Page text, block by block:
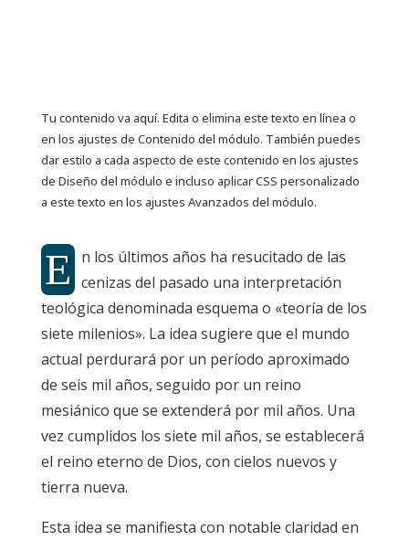
Tu contenido va aquí. Edita o elimina este texto en línea o
en los ajustes de Contenido del módulo. También puedes
dar estilo a cada aspecto de este contenido en los ajustes
de Diseño del módulo e incluso aplicar CSS personalizado
a este texto en los ajustes Avanzados del módulo.
E n los últimos años ha resucitado de las
cenizas del pasado una interpretación
teológica denominada esquema o «teoría de los
siete milenios». La idea sugiere que el mundo
actual perdurará por un período aproximado
de seis mil años, seguido por un reino
mesiánico que se extenderá por mil años. Una
vez cumplidos los siete mil años, se establecerá
el reino eterno de Dios, con cielos nuevos y
tierra nueva.
Esta idea se manifiesta con notable claridad en